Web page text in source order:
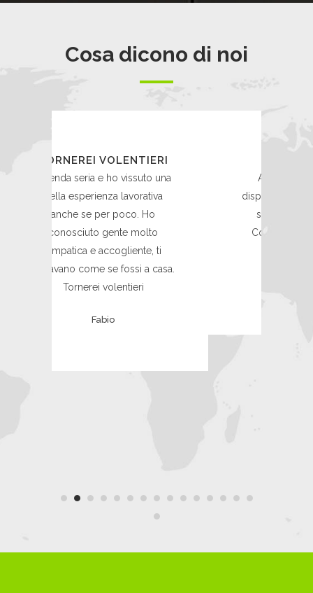
Cosa dicono di noi
MERITOCRATICA
Azienda seria, personale
disponibile e professionale, ma
soprattutto meritocratica!
Consiglio assolutamente di